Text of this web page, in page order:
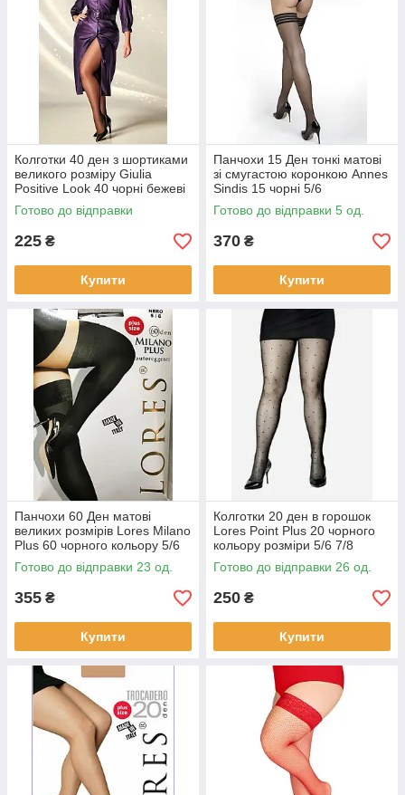
Колготки 40 ден з шортиками
великого розміру Giulia
Positive Look 40 чорні бежеві
капучино розміри 6 і 7
Готово до відправки
225 ₴
Купити
Панчохи 15 Ден тонкі матові
зі смугастою коронкою Annes
Sindis 15 чорні 5/6
Готово до відправки 5 од.
370 ₴
Купити
Панчохи 60 Ден матові
великих розмірів Lores Milano
Plus 60 чорного кольору 5/6
7/8
Готово до відправки 23 од.
355 ₴
Купити
Колготки 20 ден в горошок
Lores Point Plus 20 чорного
кольору розміри 5/6 7/8
Готово до відправки 26 од.
250 ₴
Купити